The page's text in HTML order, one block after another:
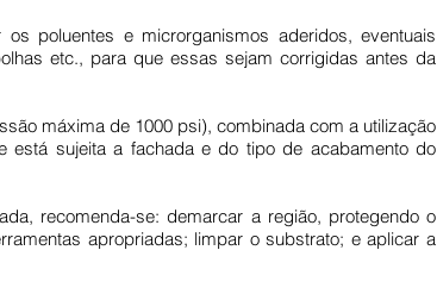
poluentes e microrganismos aderidos, eventuais
etc., para que essas sejam corrigidas antes da
máxima de 1000 psi), combinada com a utilização
sujeita a fachada e do tipo de acabamento do
recomenda-se: demarcar a região, protegendo o
apropriadas; limpar o substrato; e aplicar a